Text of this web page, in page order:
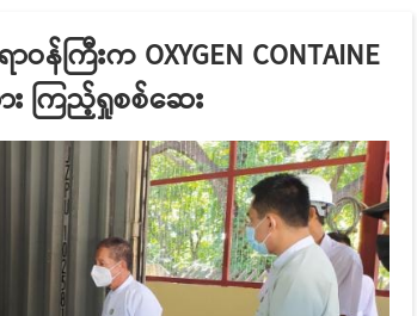
န်ကြီးက OXYGEN CONTAINE
း ကြည့်ရှုစစ်ဆေး